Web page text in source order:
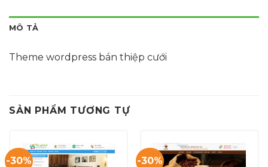
MÔ TẢ
Theme wordpress bán thiệp cưới
SẢN PHẨM TƯƠNG TỰ
-30% -30%